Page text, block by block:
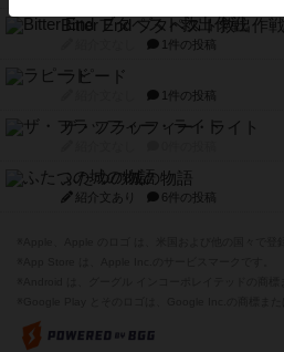
Bitter End ブタペスト救出作戦
1件の投稿
ラピード
1件の投稿
ザ・フラッフィー・ライト
ふたつの城の物語
紹介文あり 6件の投稿